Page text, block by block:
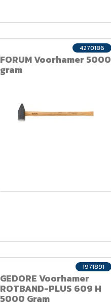
FORUM Voorhamer 5000
gram
4270186
GEDORE Voorhamer
ROTBAND-PLUS 609 H
5000 Gram
1971891